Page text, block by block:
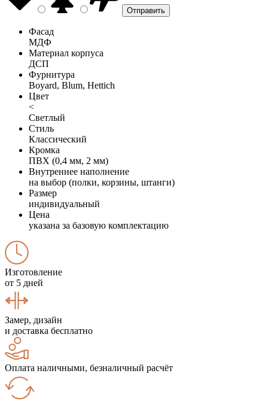
Фасад
МДФ
Материал корпуса
ДСП
Фурнитура
Boyard, Blum, Hettich
Цвет
<
Светлый
Стиль
Классический
Кромка
ПВХ (0,4 мм, 2 мм)
Внутреннее наполнение
на выбор (полки, корзины, штанги)
Размер
индивидуальный
Цена
указана за базовую комплектацию
Изготовление
от 5 дней
Замер, дизайн
и доставка бесплатно
Оплата наличными, безналичный расчёт